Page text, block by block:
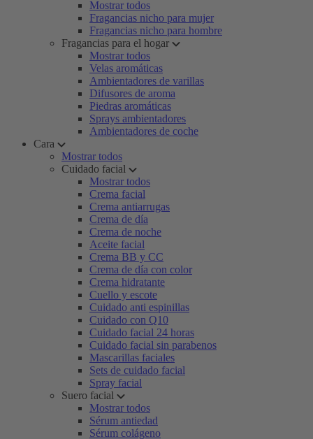
Mostrar todos
Fragancias nicho para mujer
Fragancias nicho para hombre
Fragancias para el hogar
Mostrar todos
Velas aromáticas
Ambientadores de varillas
Difusores de aroma
Piedras aromáticas
Sprays ambientadores
Ambientadores de coche
Cara
Mostrar todos
Cuidado facial
Mostrar todos
Crema facial
Crema antiarrugas
Crema de día
Crema de noche
Aceite facial
Crema BB y CC
Crema de día con color
Crema hidratante
Cuello y escote
Cuidado anti espinillas
Cuidado con Q10
Cuidado facial 24 horas
Cuidado facial sin parabenos
Mascarillas faciales
Sets de cuidado facial
Spray facial
Suero facial
Mostrar todos
Sérum antiedad
Sérum colágeno